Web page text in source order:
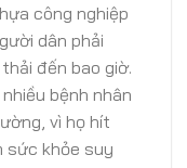
công nghiệp
dân phải
đến bao giờ.
bệnh nhân
vì họ hít
sức khỏe suy